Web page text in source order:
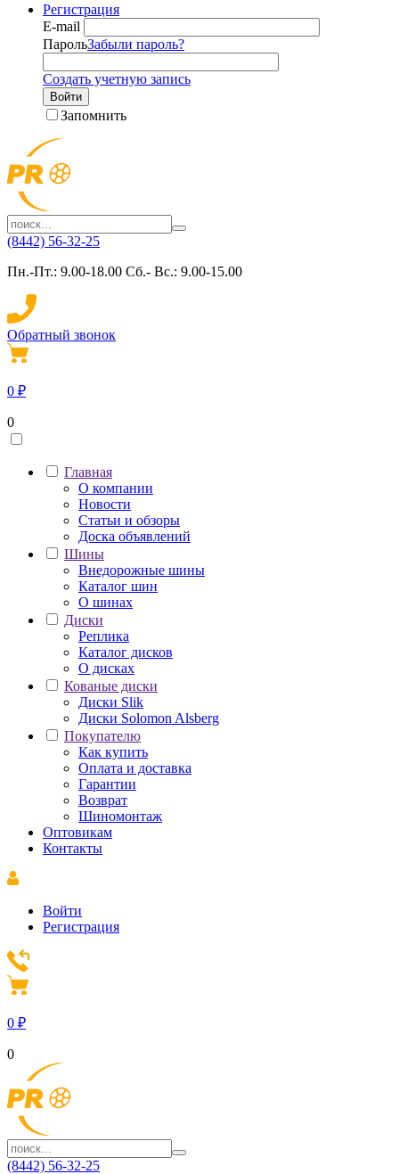
Регистрация
E-mail
ПарольЗабыли пароль?
Создать учетную запись
Войти
Запомнить
(8442) 56-32-25
Пн.-Пт.: 9.00-18.00 Сб.- Вс.: 9.00-15.00
Обратный звонок
0 ₽
0
Главная
О компании
Новости
Статьи и обзоры
Доска объявлений
Шины
Внедорожные шины
Каталог шин
О шинах
Диски
Реплика
Каталог дисков
О дисках
Кованые диски
Диски Slik
Диски Solomon Alsberg
Покупателю
Как купить
Оплата и доставка
Гарантии
Возврат
Шиномонтаж
Оптовикам
Контакты
Войти
Регистрация
0 ₽
0
(8442) 56-32-25